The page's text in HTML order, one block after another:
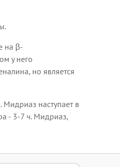
на β-
у него
но является
наступает в
- 3-7 ч. Мидриаз,